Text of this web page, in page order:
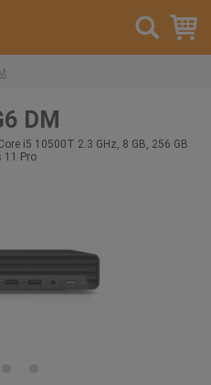
DM
i5 10500T 2.3 GHz, 8 GB, 256 GB
11 Pro